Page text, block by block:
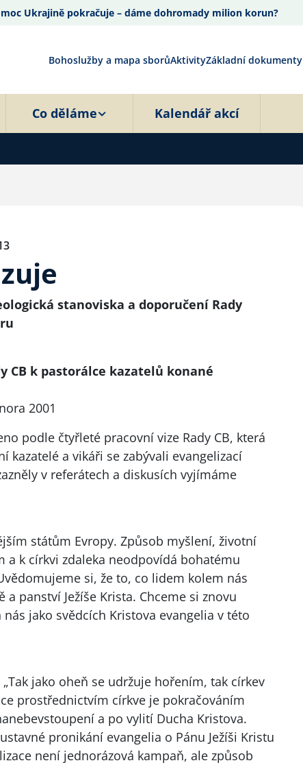
Ukrajině pokračuje – dáme dohromady milion korun?
Bohoslužby a mapa sborůAktivityZákladní dokumenty
Co děláme Kalendář akcí
stanoviska a doporučení Rady
CB k pastorálce kazatelů konané
2001
podle čtyřleté pracovní vize Rady CB, která
kazatelé a vikáři se zabývali evangelizací
v referátech a diskusích vyjímáme
státům Evropy. Způsob myšlení, životní
a k církvi zdaleka neodpovídá bohatému
si, že to, co lidem kolem nás
panství Ježíše Krista. Chceme si znovu
jako svědcích Kristova evangelia v této
jako oheň se udržuje hořením, tak církev
prostřednictvím církve je pokračováním
a po vylití Ducha Kristova.
pronikání evangelia o Pánu Ježíši Kristu
není jednorázová kampaň, ale způsob